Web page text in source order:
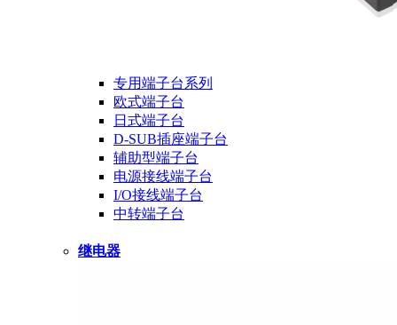
专用端子台系列
欧式端子台
日式端子台
D-SUB插座端子台
辅助型端子台
电源接线端子台
I/O接线端子台
中转端子台
继电器